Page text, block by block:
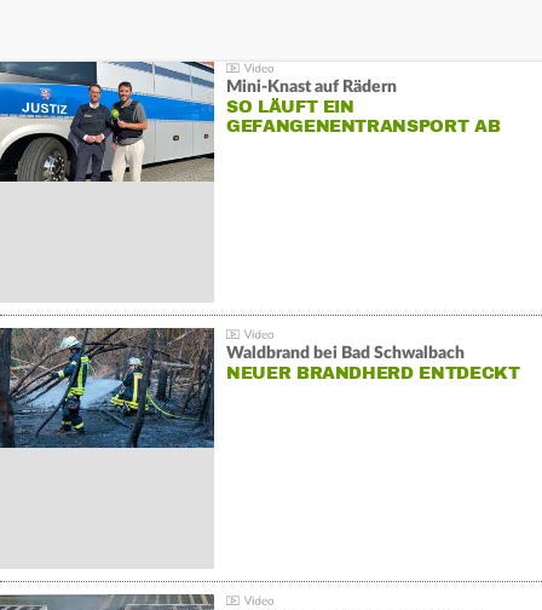
Mini-Knast auf Rädern
SO LÄUFT EIN
GEFANGENENTRANSPORT AB
Waldbrand bei Bad Schwalbach
NEUER BRANDHERD ENTDECKT